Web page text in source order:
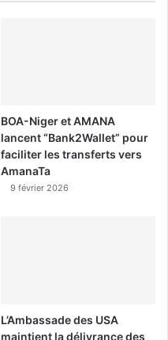
BOA-Niger et AMANA
lancent “Bank2Wallet” pour
faciliter les transferts vers
AmanaTa
9 février 2026
L’Ambassade des USA
maintient la délivrance des